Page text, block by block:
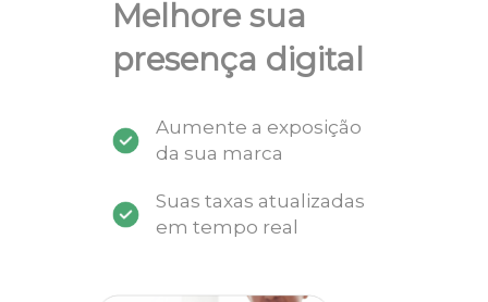
Melhore sua
presença digital
Aumente a exposição
da sua marca
Suas taxas atualizadas
em tempo real